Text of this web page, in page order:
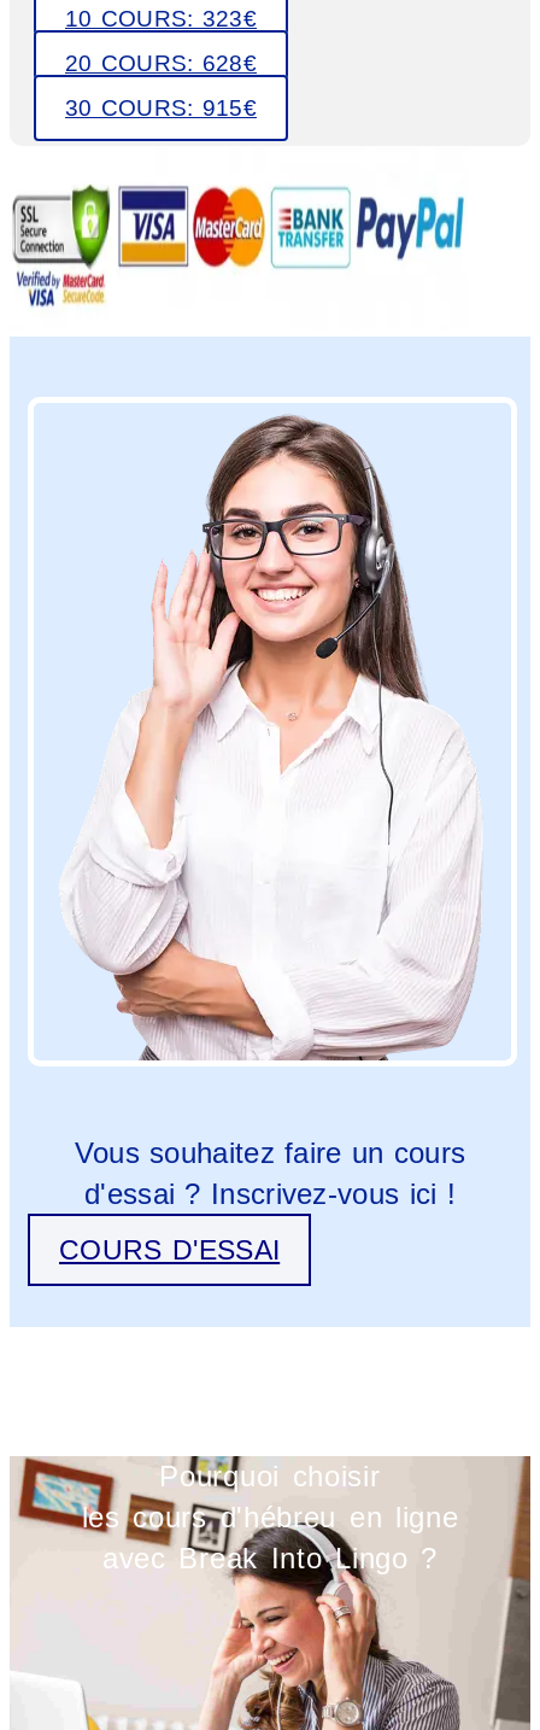
10 COURS: 323€
20 COURS: 628€
30 COURS: 915€
Vous souhaitez faire un cours
d'essai ? Inscrivez-vous ici !
COURS D'ESSAI
Pourquoi choisir
les cours d'hébreu en ligne
avec Break Into Lingo ?